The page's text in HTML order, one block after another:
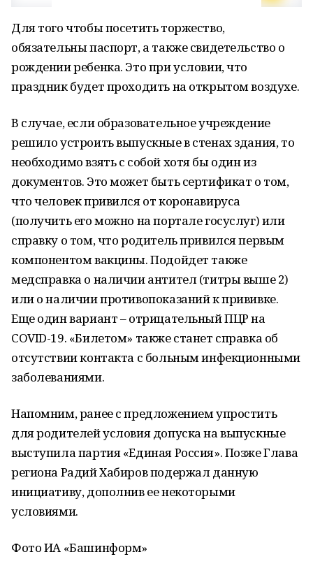
Для того чтобы посетить торжество,
обязательны паспорт, а также свидетельство о
рождении ребенка. Это при условии, что
праздник будет проходить на открытом воздухе.
В случае, если образовательное учреждение
решило устроить выпускные в стенах здания, то
необходимо взять с собой хотя бы один из
документов. Это может быть сертификат о том,
что человек привился от коронавируса
(получить его можно на портале госуслуг) или
справку о том, что родитель привился первым
компонентом вакцины. Подойдет также
медсправка о наличии антител (титры выше 2)
или о наличии противопоказаний к прививке.
Еще один вариант – отрицательный ПЦР на
COVID-19. «Билетом» также станет справка об
отсутствии контакта с больным инфекционными
заболеваниями.
Напомним, ранее с предложением упростить
для родителей условия допуска на выпускные
выступила партия «Единая Россия». Позже Глава
региона Радий Хабиров подержал данную
инициативу, дополнив ее некоторыми
условиями.
Фото ИА «Башинформ»